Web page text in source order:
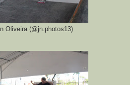
Oliveira (@jn.photos13)